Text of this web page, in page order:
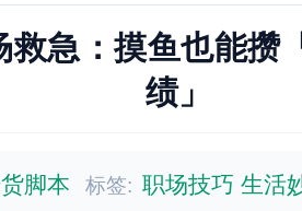
救急：摸鱼也能攒
绩」
脚本 标签: 职场技巧 生活